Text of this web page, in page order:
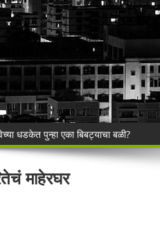
टेकडीच्या जंगलात रंगला जुगाराचा डाव;
गव्हाऐवजी मका; दळून मिळत नसल्याने
पोलिसांची धडक कारवाई; २५ अल्पवयीन
पोलीस यांचा गर्भपात प्रकरणातील बोगस
माहेरघर